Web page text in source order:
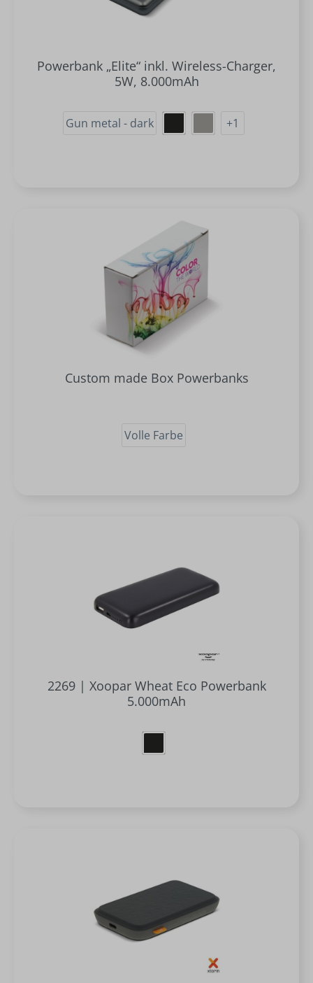
Powerbank „Elite“ inkl. Wireless-Charger,
5W, 8.000mAh
Gun metal - dark +1
Custom made Box Powerbanks
Volle Farbe
2269 | Xoopar Wheat Eco Powerbank
5.000mAh